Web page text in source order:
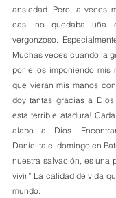
ansiedad. Pero, a veces
casi no quedaba uña
vergonzoso.
Muchas veces cuando la
por ellos imponiendo mis
que vieran mis manos
doy tantas gracias a
esta terrible atadura!
alabo a Dios.
Danielita el domingo en
nuestra salvación, es una
vivir.” La calidad de vida
mundo.